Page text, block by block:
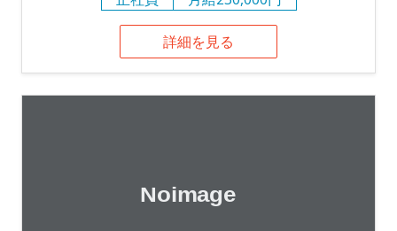
詳細を見る